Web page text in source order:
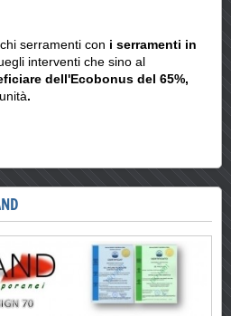
serramenti con i serramenti in
interventi che sino al
dell'Ecobonus del 65%,
.